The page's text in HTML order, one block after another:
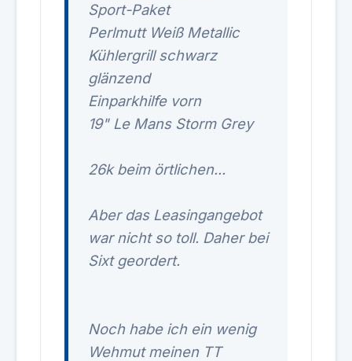
Sport-Paket
Perlmutt Weiß Metallic
Kühlergrill schwarz
glänzend
Einparkhilfe vorn
19" Le Mans Storm Grey
26k beim örtlichen...
Aber das Leasingangebot
war nicht so toll. Daher bei
Sixt geordert.
Noch habe ich ein wenig
Wehmut meinen TT